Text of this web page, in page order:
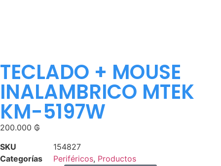
TECLADO + MOUSE
INALAMBRICO MTEK
KM-5197W
200.000 ₲
SKU
154827
Categorías
Periféricos, Productos